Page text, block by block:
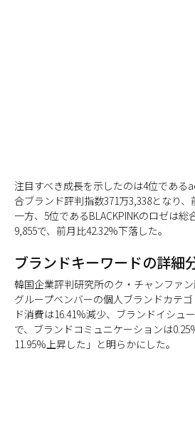
注目すべき成長を示したのは4位である
合ブランド評判指数371万3,338となり、
一方、5位であるBLACKPINKのロゼは
9,855で、前月比42.32%下落した。
ブランドキーワードの詳細
韓国企業評判研究所のク・チャンファ
グループベンバーの個人ブランドカテ
ド消費は16.41%減少、ブランドイシュ
で、ブランドコミュニケーションは
11.95%上昇した」と明らかにした。